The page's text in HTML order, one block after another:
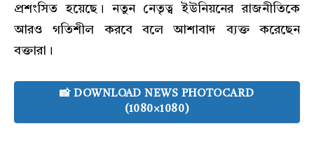
প্রশংসিত হয়েছে। নতুন নেতৃত্ব ইউনিয়নের রাজনীতিকে
আরও গতিশীল করবে বলে আশাবাদ ব্যক্ত করেছেন
বক্তারা।
📸 DOWNLOAD NEWS PHOTOCARD
(1080×1080)